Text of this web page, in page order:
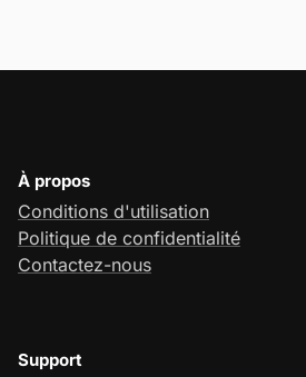
À propos
Conditions d'utilisation
Politique de confidentialité
Contactez-nous
Support